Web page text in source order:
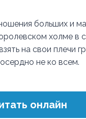
больших и
холме в
на свои плечи
не ко всем.
онлайн